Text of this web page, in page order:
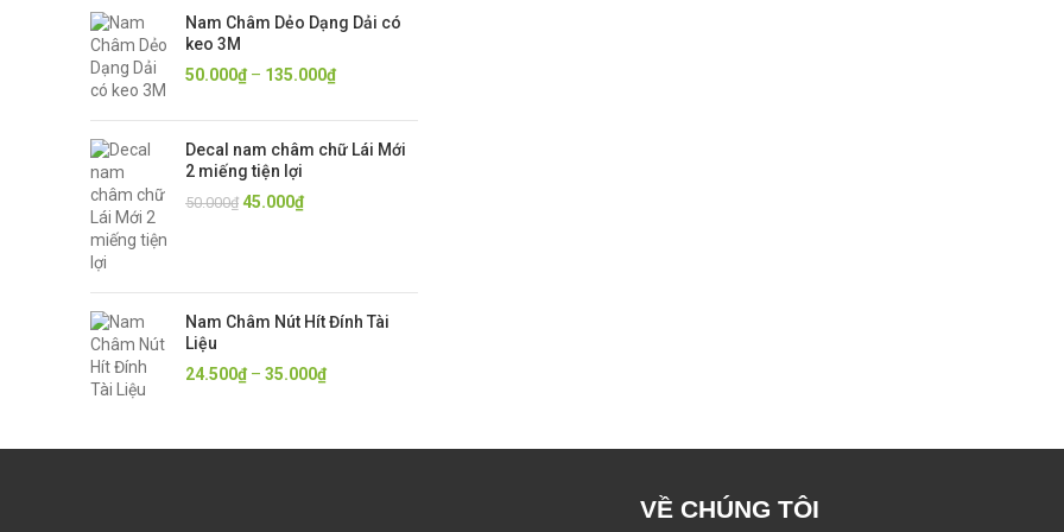
Nam Châm Dẻo Dạng Dải có
keo 3M
50.000₫ – 135.000₫
Decal nam châm chữ Lái Mới
2 miếng tiện lợi
50.000₫ 45.000₫
Nam Châm Nút Hít Đính Tài
Liệu
24.500₫ – 35.000₫
VỀ CHÚNG TÔI